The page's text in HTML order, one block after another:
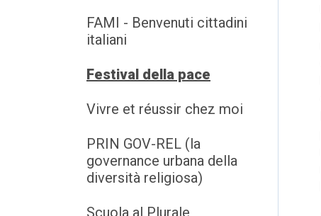
FAMI - Benvenuti cittadini
italiani
Festival della pace
Vivre et réussir chez moi
PRIN GOV-REL (la
governance urbana della
diversità religiosa)
Scuola al Plurale